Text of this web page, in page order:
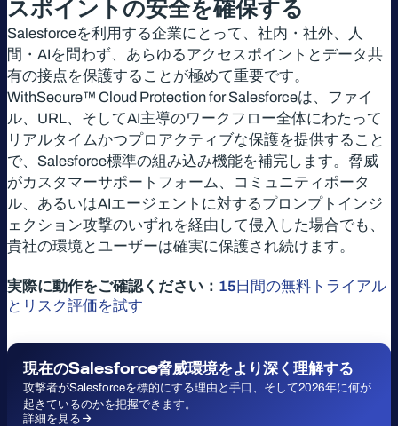
スポイントの安全を確保する
Salesforceを利用する企業にとって、社内・社外、人
間・AIを問わず、あらゆるアクセスポイントとデータ共
有の接点を保護することが極めて重要です。
WithSecure™ Cloud Protection for Salesforceは、ファイ
ル、URL、そしてAI主導のワークフロー全体にわたって
リアルタイムかつプロアクティブな保護を提供すること
で、Salesforce標準の組み込み機能を補完します。脅威
がカスタマーサポートフォーム、コミュニティポータ
ル、あるいはAIエージェントに対するプロンプトインジ
ェクション攻撃のいずれを経由して侵入した場合でも、
貴社の環境とユーザーは確実に保護され続けます。
実際に動作をご確認ください： 15日間の無料トライアル
とリスク評価を試す
現在のSalesforce脅威環境をより深く理解する
攻撃者がSalesforceを標的にする理由と手口、そして2026年に何が
起きているのかを把握できます。
詳細を見る